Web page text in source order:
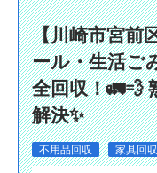
【川崎市宮前
ール・生活ご
全回収！🚛💨
解決✨
不用品回収 家具回